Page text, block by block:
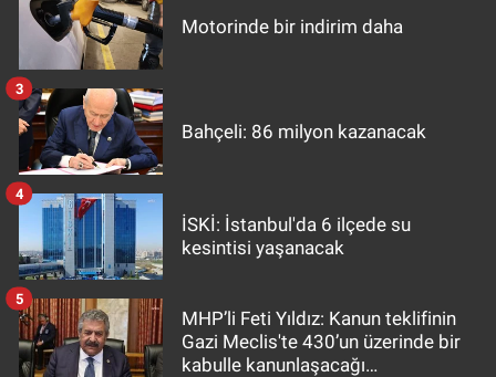
Motorinde bir indirim daha
Bahçeli: 86 milyon kazanacak
3
İSKİ: İstanbul'da 6 ilçede su
kesintisi yaşanacak
4
MHP’li Feti Yıldız: Kanun teklifinin
Gazi Meclis'te 430’un üzerinde bir
kabulle kanunlaşacağı
5